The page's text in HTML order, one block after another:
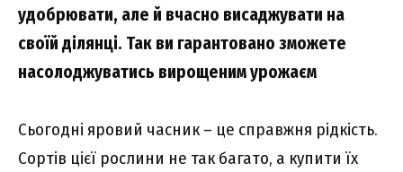
удобрювати, але й вчасно висаджувати на
своїй ділянці. Так ви гарантовано зможете
насолоджуватись вирощеним урожаєм
Сьогодні яровий часник – це справжня рідкість.
Сортів цієї рослини не так багато, а купити їх